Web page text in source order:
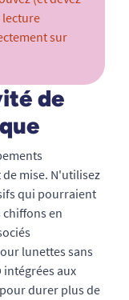
lecture
sur
de
mise. N'utilisez
qui pourraient
en
lunettes sans
intégrées aux
durer plus de